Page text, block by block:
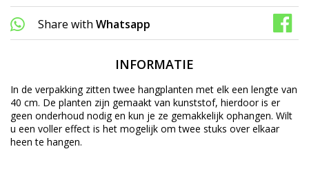
Share with Whatsapp
INFORMATIE
In de verpakking zitten twee hangplanten met elk een lengte van
40 cm. De planten zijn gemaakt van kunststof, hierdoor is er
geen onderhoud nodig en kun je ze gemakkelijk ophangen. Wilt
u een voller effect is het mogelijk om twee stuks over elkaar
heen te hangen.